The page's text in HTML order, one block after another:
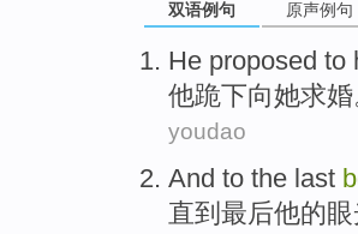
双语例句 原声例句
He proposed to
他跪下向她求婚
youdao
And to the last
直到 最后他的